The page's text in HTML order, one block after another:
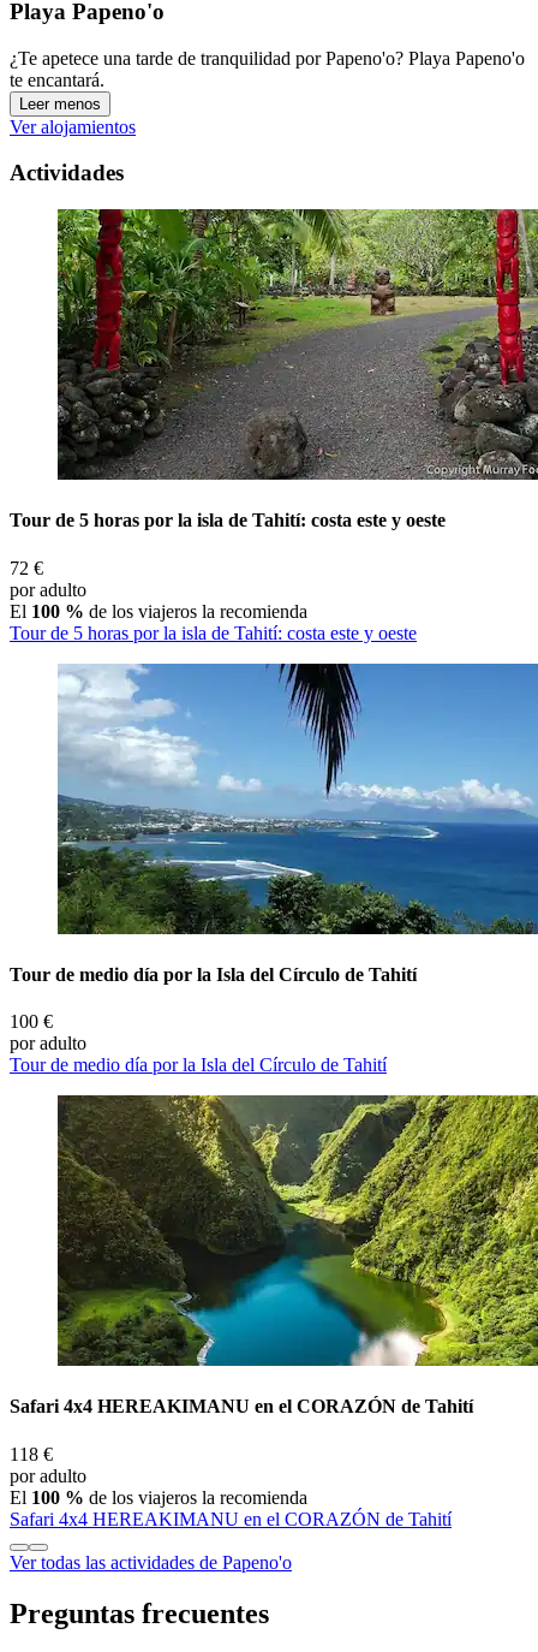
Playa Papeno'o
¿Te apetece una tarde de tranquilidad por Papeno'o? Playa Papeno'o
te encantará.
Leer menos
Ver alojamientos
Actividades
Tour de 5 horas por la isla de Tahití: costa este y oeste
72 €
por adulto
El 100 % de los viajeros la recomienda
Tour de 5 horas por la isla de Tahití: costa este y oeste
Tour de medio día por la Isla del Círculo de Tahití
100 €
por adulto
Tour de medio día por la Isla del Círculo de Tahití
Safari 4x4 HEREAKIMANU en el CORAZÓN de Tahití
118 €
por adulto
El 100 % de los viajeros la recomienda
Safari 4x4 HEREAKIMANU en el CORAZÓN de Tahití
Ver todas las actividades de Papeno'o
Preguntas frecuentes